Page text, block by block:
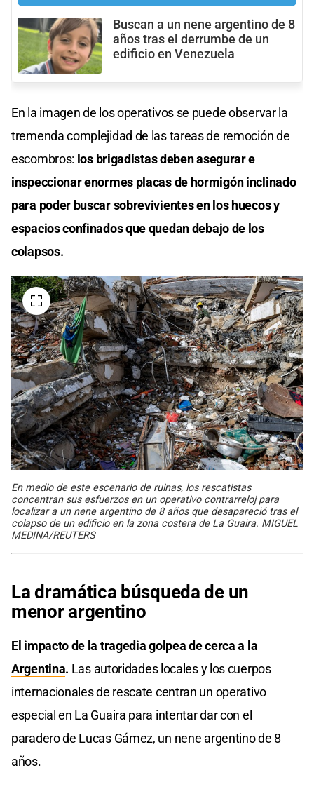
Buscan a un nene argentino de 8
años tras el derrumbe de un
edificio en Venezuela
En la imagen de los operativos se puede observar la
tremenda complejidad de las tareas de remoción de
escombros: los brigadistas deben asegurar e
inspeccionar enormes placas de hormigón inclinado
para poder buscar sobrevivientes en los huecos y
espacios confinados que quedan debajo de los
colapsos.
En medio de este escenario de ruinas, los rescatistas
concentran sus esfuerzos en un operativo contrarreloj para
localizar a un nene argentino de 8 años que desapareció tras el
colapso de un edificio en la zona costera de La Guaira. MIGUEL
MEDINA/REUTERS
La dramática búsqueda de un
menor argentino
El impacto de la tragedia golpea de cerca a la
Argentina. Las autoridades locales y los cuerpos
internacionales de rescate centran un operativo
especial en La Guaira para intentar dar con el
paradero de Lucas Gámez, un nene argentino de 8
años.